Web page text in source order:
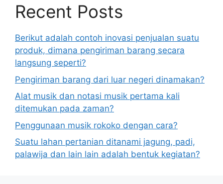
Recent Posts
Berikut adalah contoh inovasi penjualan suatu
produk, dimana pengiriman barang secara
langsung seperti?
Pengiriman barang dari luar negeri dinamakan?
Alat musik dan notasi musik pertama kali
ditemukan pada zaman?
Penggunaan musik rokoko dengan cara?
Suatu lahan pertanian ditanami jagung, padi,
palawija dan lain lain adalah bentuk kegiatan?